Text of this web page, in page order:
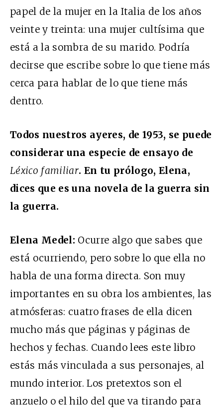
papel de la mujer en la Italia de los años
veinte y treinta: una mujer cultísima que
está a la sombra de su marido. Podría
decirse que escribe sobre lo que tiene más
cerca para hablar de lo que tiene más
dentro.
Todos nuestros ayeres, de 1953, se puede
considerar una especie de ensayo de
Léxico familiar. En tu prólogo, Elena,
dices que es una novela de la guerra sin
la guerra.
Elena Medel: Ocurre algo que sabes que
está ocurriendo, pero sobre lo que ella no
habla de una forma directa. Son muy
importantes en su obra los ambientes, las
atmósferas: cuatro frases de ella dicen
mucho más que páginas y páginas de
hechos y fechas. Cuando lees este libro
estás más vinculada a sus personajes, al
mundo interior. Los pretextos son el
anzuelo o el hilo del que va tirando para